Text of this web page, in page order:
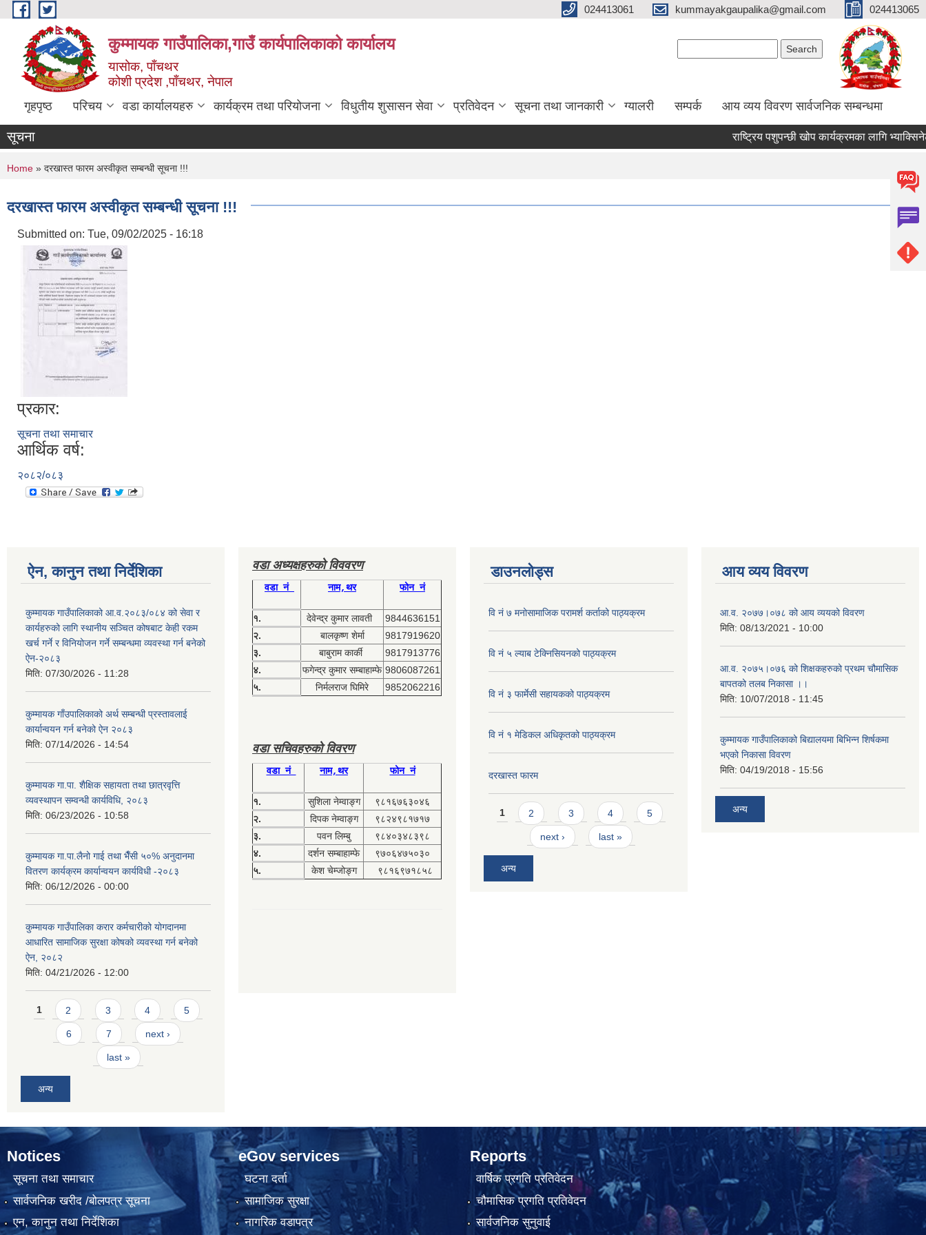
Skip to main content 024413061 kummayakgaupalika@gmail.com 024413065
कुम्मायक गाउँपालिका,गाउँ कार्यपालिकाको कार्यालय
यासोक, पाँचथर
कोशी प्रदेश ,पाँचथर, नेपाल
गृहपृष्ठ परिचय वडा कार्यालयहरु कार्यक्रम तथा परियोजना विधुतीय शुसासन सेवा प्रतिवेदन सूचना तथा जानकारी ग्यालरी सम्पर्क आय व्यय विवरण सार्वजनिक सम्बन्धमा
सूचना राष्ट्रिय पशुपन्छी खोप कार्यक्रमका लागि
You are here
Home » दरखास्त फारम अस्वीकृत सम्बन्धी सूचना !!!
दरखास्त फारम अस्वीकृत सम्बन्धी सूचना !!!
Submitted on: Tue, 09/02/2025 - 16:18
प्रकार:
सूचना तथा समाचार
आर्थिक वर्ष:
२०८२/०८३
ऐन, कानुन तथा निर्देशिका
कुम्मायक गाउँपालिकाको आ.व.२०८३/०८४ को सेवा र
कार्यहरुको लागि स्थानीय सञ्चित कोषबाट केही रकम
खर्च गर्ने र विनियोजन गर्ने सम्बन्धमा व्यवस्था गर्न बनेको
ऐन-२०८३
मिति: 07/30/2026 - 11:28
कुम्मायक गाँउपालिकाको अर्थ सम्बन्धी प्रस्तावलाई
कार्यान्वयन गर्न बनेको ऐन २०८३
मिति: 07/14/2026 - 14:54
कुम्मायक गा.पा. शैक्षिक सहायता तथा छात्रवृत्ति
व्यवस्थापन सम्वन्धी कार्यविधि, २०८३
मिति: 06/23/2026 - 10:58
कुम्मायक गा.पा.लैनो गाई तथा भैँसी ५०% अनुदानमा
वितरण कार्यक्रम कार्यान्वयन कार्यविधी -२०८३
मिति: 06/12/2026 - 00:00
कुम्मायक गाउँपालिका करार कर्मचारीको योगदानमा
आधारित सामाजिक सुरक्षा कोषको व्यवस्था गर्न बनेको
ऐन, २०८२
मिति: 04/21/2026 - 12:00
Pages
1 2 3 4 5
6 7 next ›
last »
अन्य
वडा अध्यक्षहरुको विववरण
वडा नं नाम,थर फोन नं
१. देवेन्द्र कुमार लावती
9844636151
२.
बालकृष्ण शेर्मा
9817919620
३.
बाबुराम कार्की
9817913776
४.
फगेन्द्र कुमार सम्बाहाम्फे 9806087261
५.
निर्मलराज घिमिरे 9852062216
वडा सचिवहरुको विवरण
वडा नं नाम,थर फोन नं
१. सुशिला नेम्वाङ्ग
९८१६७६३०४६
२.
दिपक नेम्वाङ्ग
९८२४९८१७१७
३.
पवन लिम्बु
९८४०३४८३९८
४.
दर्शन सम्बाहाम्फे
९७०६४७५०३०
५.
केश चेम्जोङ्ग ९८१६९७१८५८
डाउनलोड्स
वि नं ७ मनोसामाजिक परामर्श कर्ताको पाठ्यक्रम
वि नं ५ ल्याब टेक्निसियनको पाठ्यक्रम
वि नं ३ फार्मेसी सहायकको पाठ्यक्रम
वि नं १ मेडिकल अधिकृतको पाठ्यक्रम
दरखास्त फारम
Pages
1 2 3 4 5
next › last »
अन्य
आय व्यय विवरण
आ.व. २०७७।०७८ को आय व्ययको विवरण
मिति: 08/13/2021 - 10:00
आ.व. २०७५।०७६ को शिक्षकहरुको प्रथम चौमासिक
बापतको तलब निकासा ।।
मिति: 10/07/2018 - 11:45
कुम्मायक गाउँपालिकाको बिद्यालयमा बिभिन्न शिर्षकमा
भएको निकासा विवरण
मिति: 04/19/2018 - 15:56
अन्य
Notices
सूचना तथा समाचार
सार्वजनिक खरीद /बोलपत्र सूचना
एन, कानुन तथा निर्देशिका
eGov services
घटना दर्ता
सामाजिक सुरक्षा
नागरिक वडापत्र
Reports
वार्षिक प्रगति प्रतिवेदन
चौमासिक प्रगति प्रतिवेदन
सार्वजनिक सुनुवाई